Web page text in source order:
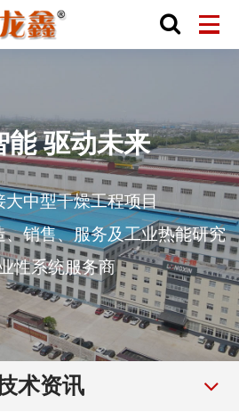
能 驱动未来
大中型干燥工程项目
销售、服务及工业热能研究
性系统服务商
术资讯